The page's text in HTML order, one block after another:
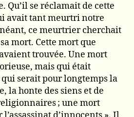
Qu’il se réclamait de cette
avait tant meurtri notre
néant, ce meurtrier cherchait
mort. Cette mort que
trouvée. Une mort
mais qui était
serait pour longtemps la
la honte des siens et de
; une mort